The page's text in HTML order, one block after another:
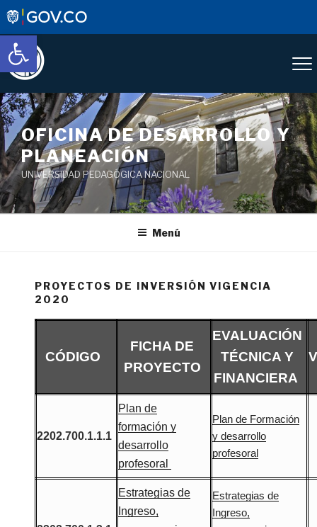
Abrir barra de herramientas
OFICINA DE DESARROLLO Y
PLANEACIÓN
UNIVERSIDAD PEDAGÓGICA NACIONAL
Menú
PROYECTOS DE INVERSIÓN VIGENCIA
2020
CÓDIGO
FICHA DE
PROYECTO
EVALUACIÓN
TÉCNICA Y
FINANCIERA
2202.700.1.1.1
Plan de
formación y
desarrollo
profesoral
Plan de Formación
y desarrollo
profesoral
Estrategias de
Ingreso,
Estrategias de
Ingreso,